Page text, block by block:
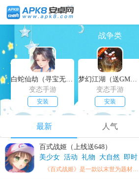
战争类
白蛇仙劫（寻宝无限真充）
变态手游
安装
梦幻江湖（送GM特权）
变态手游
安装
最新 人气
百式战姬（上线送648）
美少女 活动 礼物 大自然 即时
《百式战姬》是一款以末世为题材的双视角即时海战手游。